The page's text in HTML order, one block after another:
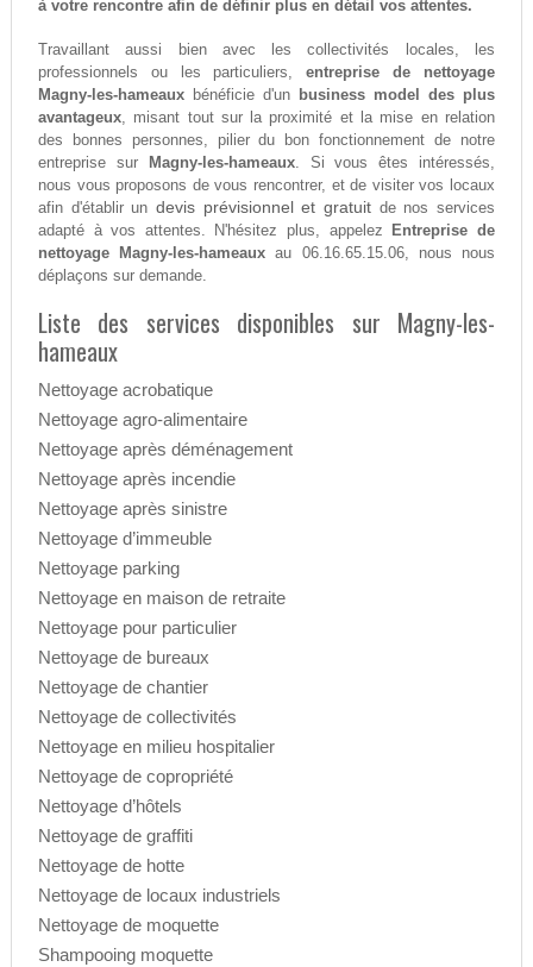
à votre rencontre afin de définir plus en détail vos attentes.
Travaillant aussi bien avec les collectivités locales, les
professionnels ou les particuliers,entreprise de nettoyage
Magny-les-hameauxbénéficie d'un business model des plus
avantageux, misant tout sur la proximité et la mise en relation
des bonnes personnes, pilier du bon fonctionnement de notre
entreprise sur
Magny-les-hameaux. Si vous êtes intéressés,
nous vous proposons de vous rencontrer, et de visiter vos locaux
afin d'établir un devis prévisionnel et gratuit de nos services
adapté à vos attentes. N'hésitez plus, appelez
Entreprise de
nettoyage Magny-les-hameaux au 06.16.65.15.06, nous nous
déplaçons sur demande.
Liste des services disponibles sur Magny-les-
hameaux
Nettoyage acrobatique
Nettoyage agro-alimentaire
Nettoyage après déménagement
Nettoyage après incendie
Nettoyage après sinistre
Nettoyage d’immeuble
Nettoyage parking
Nettoyage en maison de retraite
Nettoyage pour particulier
Nettoyage de bureaux
Nettoyage de chantier
Nettoyage de collectivités
Nettoyage en milieu hospitalier
Nettoyage de copropriété
Nettoyage d’hôtels
Nettoyage de graffiti
Nettoyage de hotte
Nettoyage de locaux industriels
Nettoyage de moquette
Shampooing moquette